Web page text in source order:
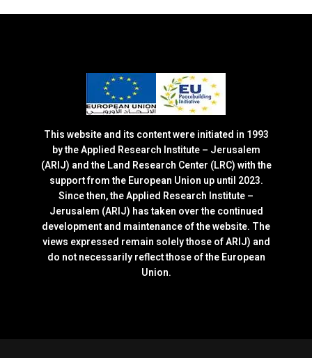
This website and its content were initiated in 1993
by the Applied Research Institute – Jerusalem
(ARIJ) and the Land Research Center (LRC) with the
support from the European Union up until 2023.
Since then, the Applied Research Institute –
Jerusalem (ARIJ) has taken over the continued
development and maintenance of the website. The
views expressed remain solely those of ARIJ) and
do not necessarily reflect those of the European
Union.